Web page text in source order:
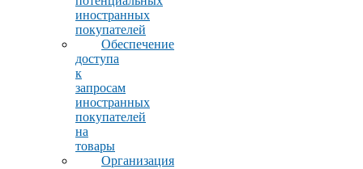
иностранных
покупателей
Обеспечение
доступа
к
запросам
иностранных
покупателей
на
товары
Организация